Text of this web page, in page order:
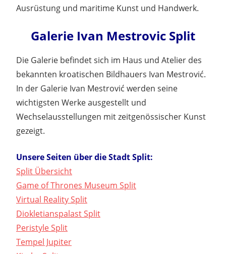
Ausrüstung und maritime Kunst und Handwerk.
Galerie Ivan Mestrovic Split
Die Galerie befindet sich im Haus und Atelier des
bekannten kroatischen Bildhauers Ivan Mestrović.
In der Galerie Ivan Mestrović werden seine
wichtigsten Werke ausgestellt und
Wechselausstellungen mit zeitgenössischer Kunst
gezeigt.
Unsere Seiten über die Stadt Split:
Split Übersicht
Game of Thrones Museum Split
Virtual Reality Split
Diokletianspalast Split
Peristyle Split
Tempel Jupiter